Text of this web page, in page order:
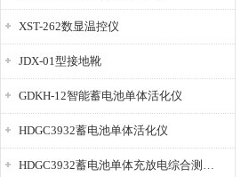
XST-262数显温控仪
JDX-01型接地靴
GDKH-12智能蓄电池单体活化仪
HDGC3932蓄电池单体活化仪
HDGC3932蓄电池单体充放电综合测试仪